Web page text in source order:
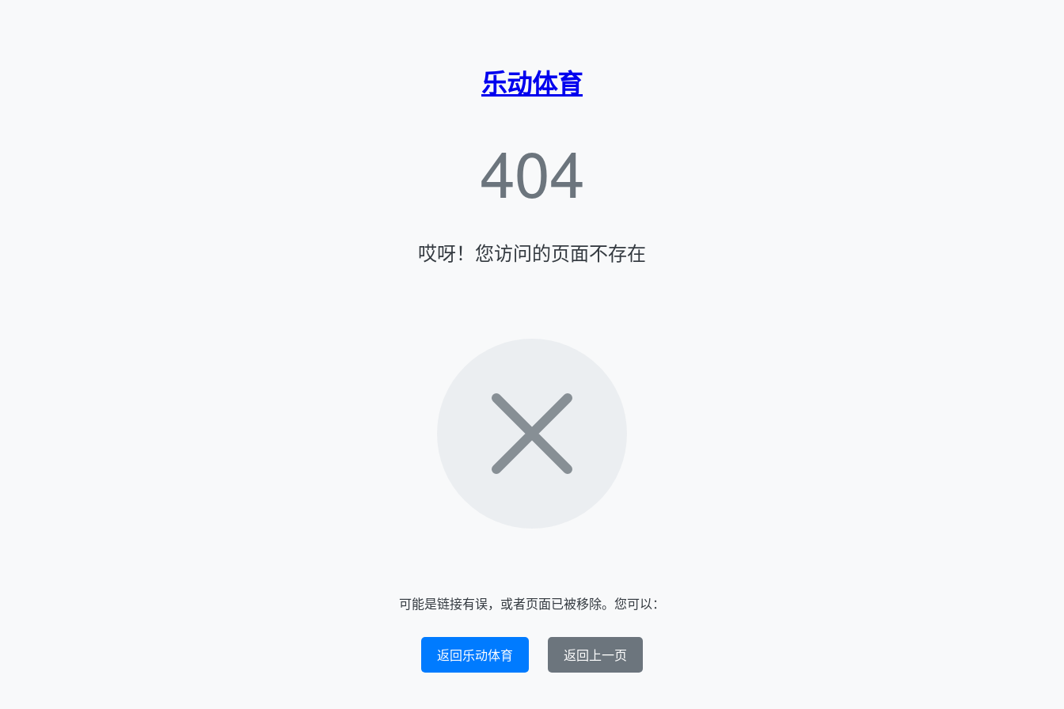
乐动体育
404
哎呀！您访问的页面不存在
可能是链接有误，或者页面已被移除。您可以：
返回乐动体育 返回上一页